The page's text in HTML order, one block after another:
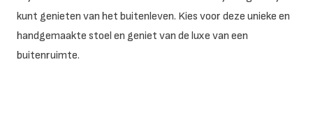
kunt genieten van het buitenleven. Kies voor deze unieke en
handgemaakte stoel en geniet van de luxe van een
buitenruimte.